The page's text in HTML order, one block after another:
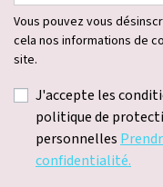
Vous pouvez vous
cela nos informations de
site.
J'accepte les
politique de
personnelles
confidentialité.